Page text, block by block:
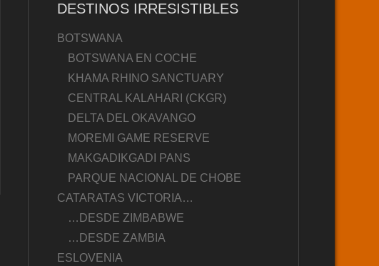
DESTINOS IRRESISTIBLES
BOTSWANA
BOTSWANA EN COCHE
KHAMA RHINO SANCTUARY
CENTRAL KALAHARI (CKGR)
DELTA DEL OKAVANGO
MOREMI GAME RESERVE
MAKGADIKGADI PANS
PARQUE NACIONAL DE CHOBE
CATARATAS VICTORIA…
…DESDE ZIMBABWE
…DESDE ZAMBIA
ESLOVENIA